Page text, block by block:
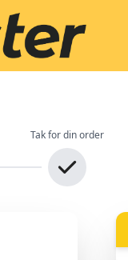
Tak for din order